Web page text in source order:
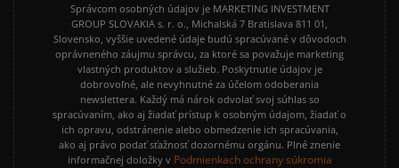
Správcom osobných údajov je MARKETING INVESTMENT
GROUP SLOVAKIA s. r. o., Michalská 7 Bratislava 811 01,
Slovensko, vyššie uvedené údaje budú spracúvané v dôvodoch
oprávneného záujmu správcu, za ktoré sa považuje marketing
vlastných produktov a služieb. Poskytnutie údajov je
dobrovoľné, ale nevyhnutné za účelom odoberania
newslettera. Každý má nárok odvolať svoj súhlas so
spracúvaním, ako aj žiadať prístup k osobným údajom, žiadať o
ich opravu, odstránenie alebo obmedzenie ich spracúvania,
ako aj právo podať sťažnosť dozornému orgánu. Plné znenie
informačnej doložky v Podmienkach ochrany súkromia